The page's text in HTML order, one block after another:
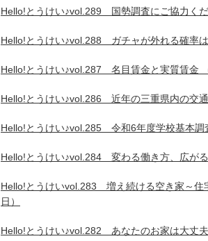
Hello!とうけい♪vol.289 国勢調査にご協力く
Hello!とうけい♪vol.288 ガチャが外れる確率
Hello!とうけい♪vol.287 名目賃金と実質賃金
Hello!とうけい♪vol.286 近年の三重県内の交
Hello!とうけい♪vol.285 令和6年度学校基本調
Hello!とうけい♪vol.284 変わる働き方、広が
Hello!とうけいvol.283 増え続ける空き家～
日）
Hello!とうけい♪vol.282 あなたのお家は大丈